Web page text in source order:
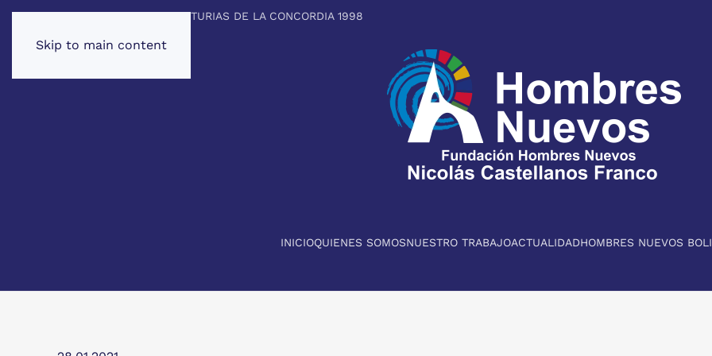
Skip to main content
PREMIO PRINCIPE DE ASTURIAS DE LA CONCORDIA 1998
INICIOQUIENES SOMOSNUESTRO TRABAJOACTUALIDADHOMBRES NUEVOS